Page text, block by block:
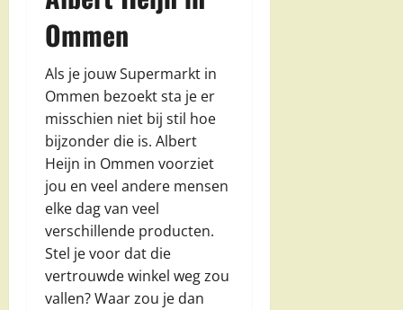
Ommen
Als je jouw Supermarkt in
Ommen bezoekt sta je er
misschien niet bij stil hoe
bijzonder die is. Albert
Heijn in Ommen voorziet
jou en veel andere mensen
elke dag van veel
verschillende producten.
Stel je voor dat die
vertrouwde winkel weg zou
vallen? Waar zou je dan